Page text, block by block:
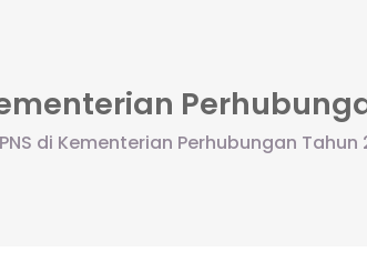
di Kementerian Perhubungan Tahun